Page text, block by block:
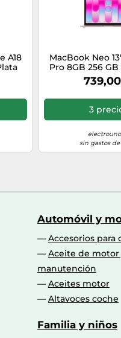
rayos
incorporado
incorporado
A18
MacBook Neo
Pro 8GB 256 GB
núcleos macOS
3
sin gastos de
Automóvil y
Accesorios para
Aceite de motor
manutención
Aceites motor
Altavoces coche
Familia y niños